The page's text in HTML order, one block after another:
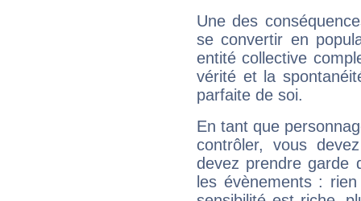
Une des
se convertir en
entité collective
vérité et la
parfaite de soi.
En tant que
contrôler, vous
devez prendre garde
les évènements :